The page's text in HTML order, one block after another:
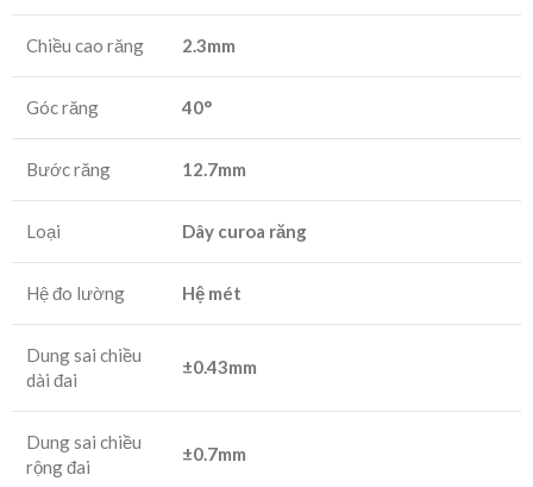
Chiều cao răng 2.3mm
Góc răng 40°
Bước răng 12.7mm
Loại Dây curoa răng
Hệ đo lường Hệ mét
Dung sai chiều
dài đai
±0.43mm
Dung sai chiều
rộng đai
±0.7mm